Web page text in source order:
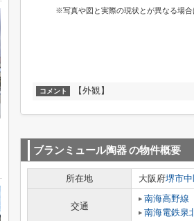
※写真や図と実際の現状とが異なる場
コメント 【外観】
ブランミュール陶器の物件概要
所在地 大阪府堺市
交通
南海高野線
南海電鉄泉